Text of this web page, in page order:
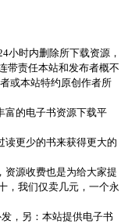
小时内删除所下载资源，
带责任本站和发布者概不
或本站特约原创作者所
富的电子书资源下载平
读更少的书来获得更大的
资源收费也是为给大家提
，我们仅卖几元，一个永
，另：本站提供电子书